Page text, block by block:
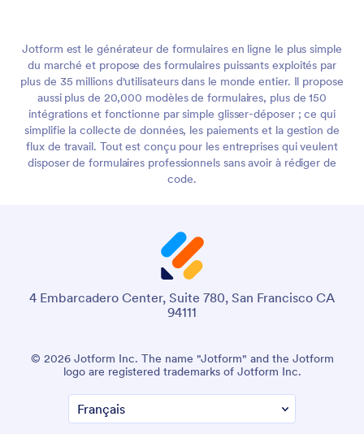
Jotform est le générateur de formulaires en ligne le plus simple
du marché et propose des formulaires puissants exploités par
plus de 35 millions d'utilisateurs dans le monde entier. Il propose
aussi plus de 20,000 modèles de formulaires, plus de 150
intégrations et fonctionne par simple glisser-déposer ; ce qui
simplifie la collecte de données, les paiements et la gestion de
flux de travail. Tout est conçu pour les entreprises qui veulent
disposer de formulaires professionnels sans avoir à rédiger de
code.
4 Embarcadero Center, Suite 780, San Francisco CA
94111
© 2026 Jotform Inc. The name "Jotform" and the Jotform
logo are registered trademarks of Jotform Inc.